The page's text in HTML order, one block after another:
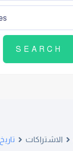
الاشتراكات